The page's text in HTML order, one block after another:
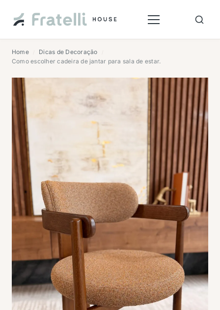
Home Dicas de Decoração
Como escolher cadeira de jantar para sala de estar.